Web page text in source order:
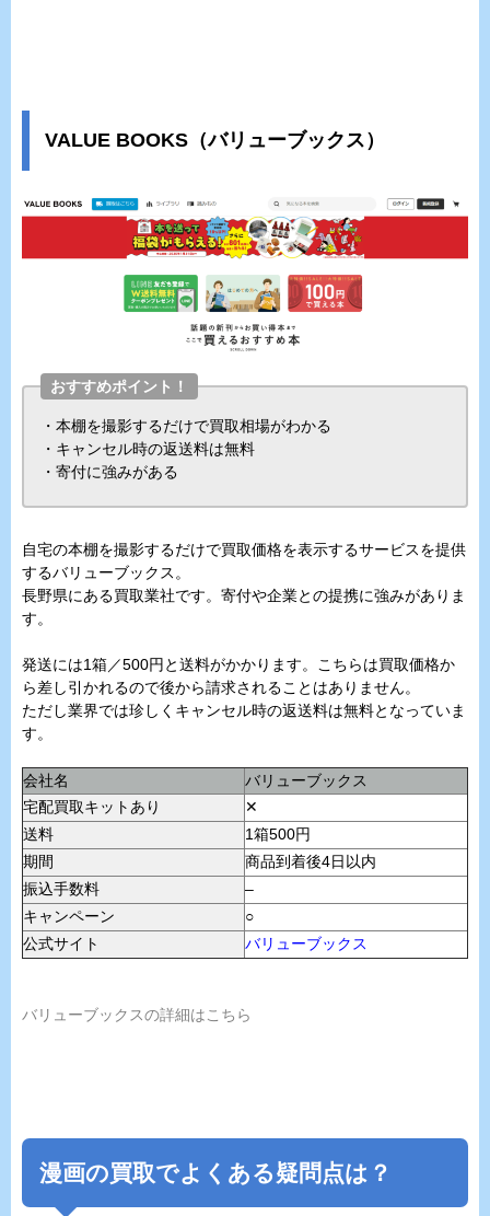
VALUE BOOKS（バリューブックス）
おすすめポイント！
・本棚を撮影するだけで買取相場がわかる
・キャンセル時の返送料は無料
・寄付に強みがある
自宅の本棚を撮影するだけで買取価格を表示するサービスを提供
するバリューブックス。
長野県にある買取業社です。寄付や企業との提携に強みがありま
す。
発送には1箱／500円と送料がかかります。こちらは買取価格か
ら差し引かれるので後から請求されることはありません。
ただし業界では珍しくキャンセル時の返送料は無料となっていま
す。
会社名
バリューブックス
宅配買取キットあり
✕
送料
1箱500円
期間
商品到着後4日以内
振込手数料
–
キャンペーン
○
公式サイト
バリューブックス
バリューブックスの詳細はこちら
漫画の買取でよくある疑問点は？